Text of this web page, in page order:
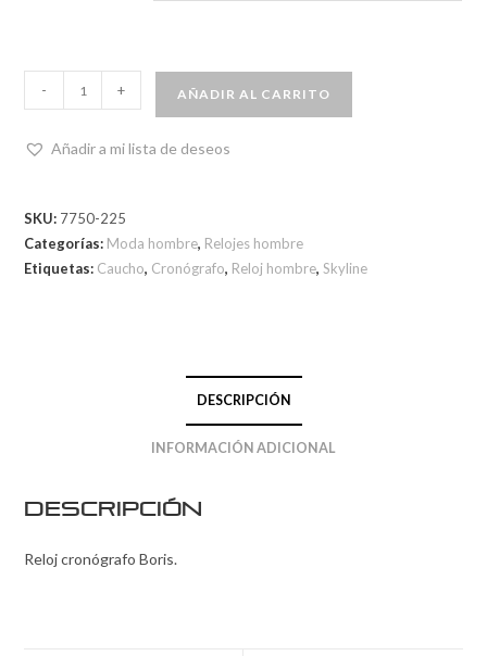
- + AÑADIR AL CARRITO
Añadir a mi lista de deseos
SKU: 7750-225
Categorías: Moda hombre, Relojes hombre
Etiquetas: Caucho, Cronógrafo, Reloj hombre,Skyline
DESCRIPCIÓN
INFORMACIÓN ADICIONAL
Descripción
Reloj cronógrafo Boris.